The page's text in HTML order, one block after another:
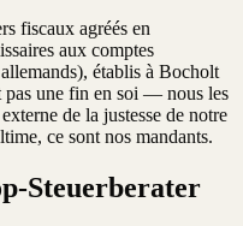
fiscaux agréés en
aux comptes
établis à Bocholt
pas une fin en soi — nous les
de la justesse de notre
ce sont nos mandants.
Steuerberater